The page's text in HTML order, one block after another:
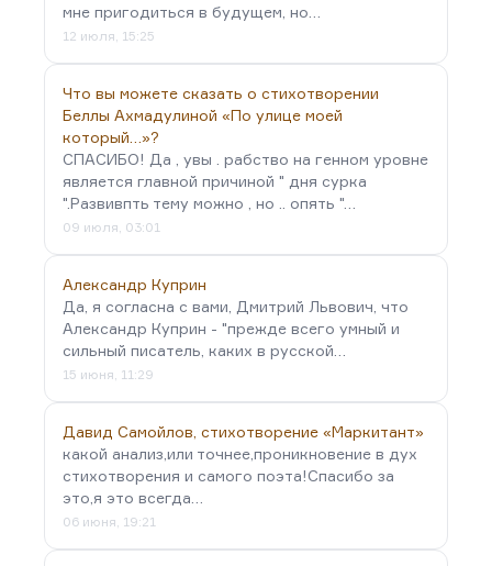
мне пригодиться в будущем, но…
12 июля, 15:25
Что вы можете сказать о стихотворении
Беллы Ахмадулиной «По улице моей
который…»?
СПАСИБО! Да , увы . рабство на генном уровне
является главной причиной " дня сурка
".Развивпть тему можно , но .. опять "…
09 июля, 03:01
Александр Куприн
Да, я согласна с вами, Дмитрий Львович, что
Александр Куприн - "прежде всего умный и
сильный писатель, каких в русской…
15 июня, 11:29
Давид Самойлов, стихотворение «Маркитант»
какой анализ,или точнее,проникновение в дух
стихотворения и самого поэта!Спасибо за
это,я это всегда…
06 июня, 19:21